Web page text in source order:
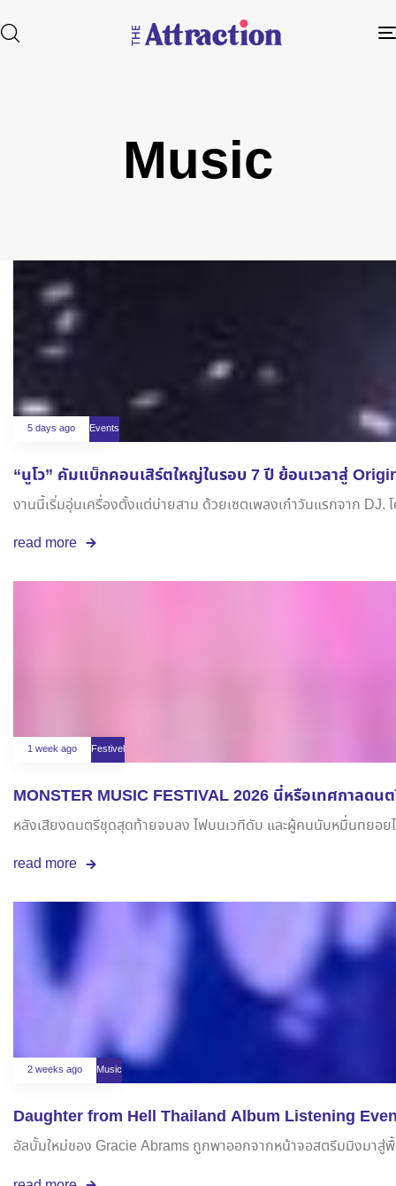
Music
5 days ago Events
“นูโว” คัมแบ็กคอนเสิร์ตใหญ่ในรอบ 7 ปี ย้อนเวลาสู่
งานนี้เริ่มอุ่นเครื่องตั้งแต่บ่ายสาม ด้วยเซตเพลงเก๋าวันแรกจาก DJ.
read more
1 week ago Festivel
MONSTER MUSIC FESTIVAL 2026 นี่หรือเทศกาลดน
หลังเสียงดนตรีชุดสุดท้ายจบลง ไฟบนเวทีดับ และผู้คนนับหมื่นทยอย
read more
2 weeks ago Music
Daughter from Hell Thailand Album Listening
อัลบั้มใหม่ของ Gracie Abrams ถูกพาออกจากหน้าจอสตรีมมิงมาสู่